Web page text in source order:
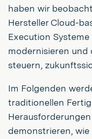
haben wir
Hersteller Cloud-
Execution
modernisieren und
steuern,
Im Folgenden
traditionellen
demonstrieren,